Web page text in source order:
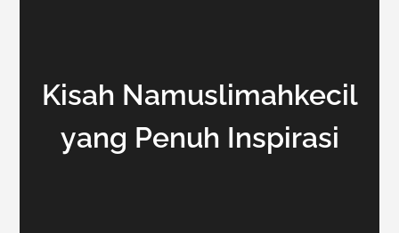
Kisah Namuslimahkecil
yang Penuh Inspirasi